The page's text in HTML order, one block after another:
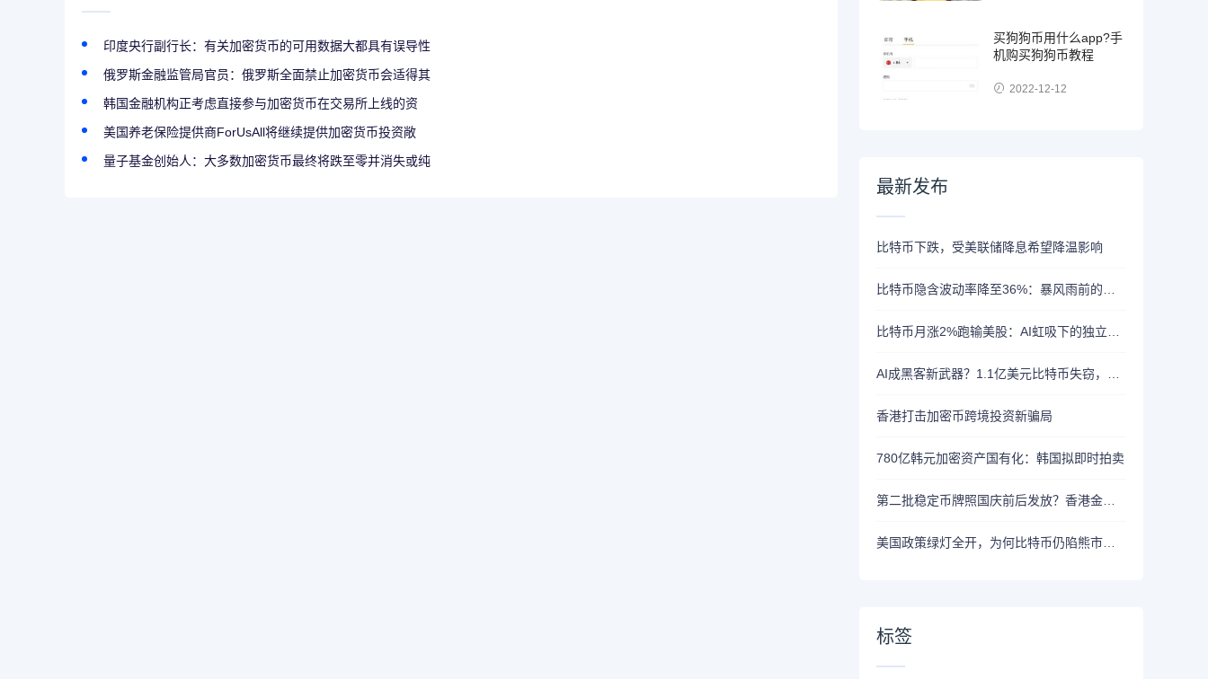
印度央行副行长：有关加密货币的可用数据大都具有误导性
俄罗斯金融监管局官员：俄罗斯全面禁止加密货币会适得其
韩国金融机构正考虑直接参与加密货币在交易所上线的资
美国养老保险提供商ForUsAll将继续提供加密货币投资敞
量子基金创始人：大多数加密货币最终将跌至零并消失或纯
买狗狗币用什么app?手
机购买狗狗币教程
2022-12-12
最新发布
比特币下跌，受美联储降息希望降温影响
香港打击加密币跨境投资新骗局
780亿韩元加密资产国有化：韩国拟即时拍卖
标签